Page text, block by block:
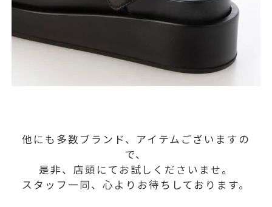
他にも多数ブランド、アイテムございますの
で、
是非、店頭にてお試しくださいませ。
スタッフ一同、心よりお待ちしております。